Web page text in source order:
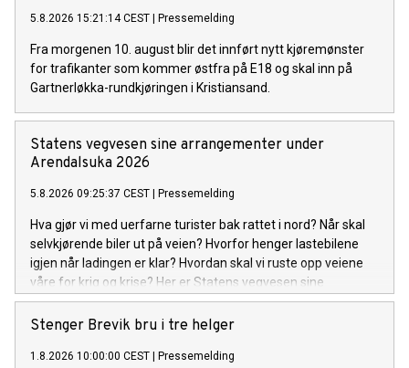
5.8.2026 15:21:14 CEST Pressemelding
Fra morgenen 10. august blir det innført nytt kjøremønster
for trafikanter som kommer østfra på E18 og skal inn på
Gartnerløkka-rundkjøringen i Kristiansand.
Statens vegvesen sine arrangementer under
Arendalsuka 2026
5.8.2026 09:25:37 CEST Pressemelding
Hva gjør vi med uerfarne turister bak rattet i nord? Når skal
selvkjørende biler ut på veien? Hvorfor henger lastebilene
igjen når ladingen er klar? Hvordan skal vi ruste opp veiene
våre for krig og krise? Her er Statens vegvesen sine
arrangementer under Arendalsuka 2026.
Stenger Brevik bru i tre helger
1.8.2026 10:00:00 CEST Pressemelding